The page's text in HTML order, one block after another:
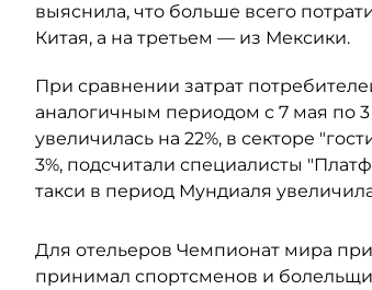
выяснила, что больше всего
Китая, а на третьем — из Мексики.
При сравнении затрат
аналогичным периодом с 7 мая по
увеличилась на 22%, в секторе
3%, подсчитали специалисты
такси в период Мундиаля
Для отельеров Чемпионат мира
принимал спортсменов и